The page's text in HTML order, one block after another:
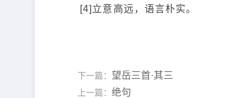
[4]立意高远，语言朴实。
下一篇： 望岳三首·其三
上一篇： 绝句